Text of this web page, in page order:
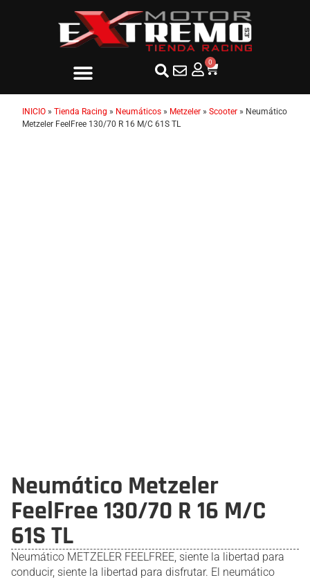
0
INICIO » Tienda Racing » Neumáticos » Metzeler » Scooter » Neumático
Metzeler FeelFree 130/70 R 16 M/C 61S TL
Neumático Metzeler
FeelFree 130/70 R 16 M/C
61S TL
Neumático METZELER FEELFREE, siente la libertad para
conducir, siente la libertad para disfrutar. El neumático